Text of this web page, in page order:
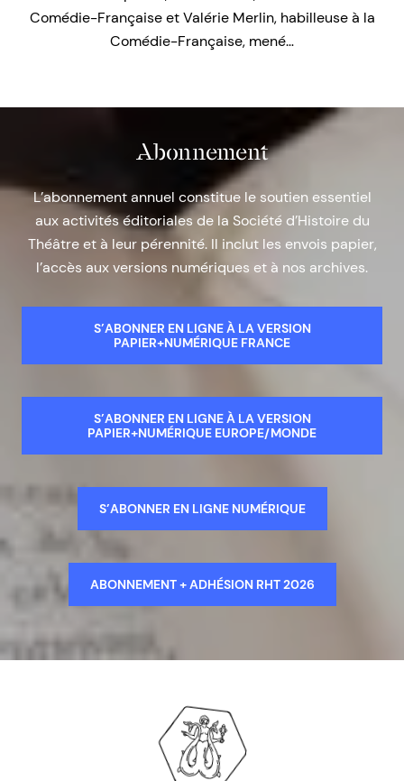
Comédie-Française et Valérie Merlin, habilleuse à la
Comédie-Française, mené…
Abonnement
L’abonnement annuel constitue le soutien essentiel
aux activités éditoriales de la Société d’Histoire du
Théâtre et à leur pérennité. Il inclut les envois papier,
l’accès aux versions numériques et à nos archives.
S’ABONNER EN LIGNE À LA VERSION
PAPIER+NUMÉRIQUE FRANCE
S’ABONNER EN LIGNE À LA VERSION
PAPIER+NUMÉRIQUE EUROPE/MONDE
S’ABONNER EN LIGNE NUMÉRIQUE
ABONNEMENT + ADHÉSION RHT 2026